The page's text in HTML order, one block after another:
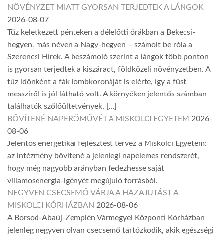
NÖVÉNYZET MIATT GYORSAN TERJEDTEK A LÁNGOK
2026-08-07
Tűz keletkezett pénteken a délelőtti órákban a Bekecsi-
hegyen, más néven a Nagy-hegyen – számolt be róla a
Szerencsi Hírek. A beszámoló szerint a lángok több ponton
is gyorsan terjedtek a kiszáradt, földközeli növényzetben. A
tűz időnként a fák lombkoronáját is elérte, így a füst
messziről is jól látható volt. A környéken jelentős számban
találhatók szőlőültetvények, […]
BŐVÍTENÉ NAPERŐMŰVÉT A MISKOLCI EGYETEM 2026-
08-06
Jelentős energetikai fejlesztést tervez a Miskolci Egyetem:
az intézmény bővítené a jelenlegi napelemes rendszerét,
hogy még nagyobb arányban fedezhesse saját
villamosenergia-igényét megújuló forrásból.
NEGYVEN CSECSEMŐ VÁRJA A HAZAJUTÁST A
MISKOLCI KÓRHÁZBAN 2026-08-06
A Borsod-Abaúj-Zemplén Vármegyei Központi Kórházban
jelenleg negyven olyan csecsemő tartózkodik, akik egészségi